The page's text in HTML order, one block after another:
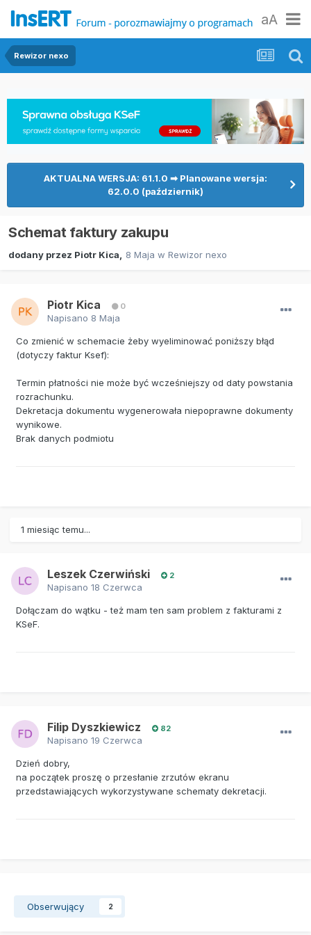
aA
Rewizor nexo
AKTUALNA WERSJA: 61.1.0 ➡ Planowane wersja:
62.0.0 (październik)
Schemat faktury zakupu
dodany przez Piotr Kica 8 Maja w Rewizor nexo
Piotr Kica 0
Napisano 8 Maja
Co zmienić w schemacie żeby wyeliminować poniższy błąd
(dotyczy faktur Ksef):
Termin płatności nie może być wcześniejszy od daty powstania
rozrachunku.
Dekretacja dokumentu wygenerowała niepoprawne dokumenty
wynikowe.
Brak danych podmiotu
1 miesiąc temu...
Leszek Czerwiński 2
Napisano 18 Czerwca
Dołączam do wątku - też mam ten sam problem z fakturami z
KSeF.
Filip Dyszkiewicz 82
Napisano 19 Czerwca
Dzień dobry,
na początek proszę o przesłanie zrzutów ekranu
przedstawiających wykorzystywane schematy dekretacji.
Obserwujący 2